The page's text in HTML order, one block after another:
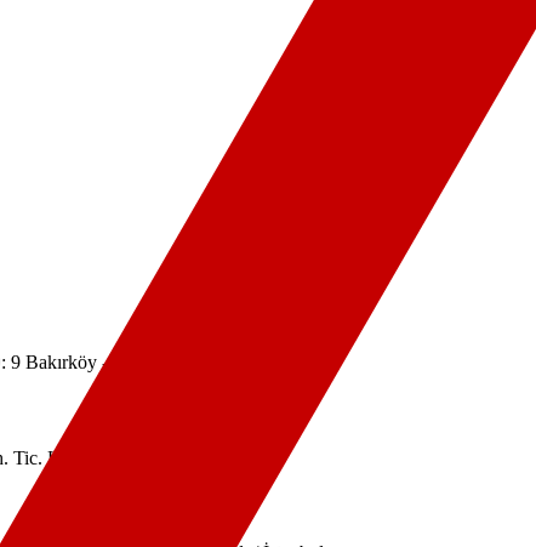
9 Bakırköy - İSTANBUL
Tic. Ltd. Şti.